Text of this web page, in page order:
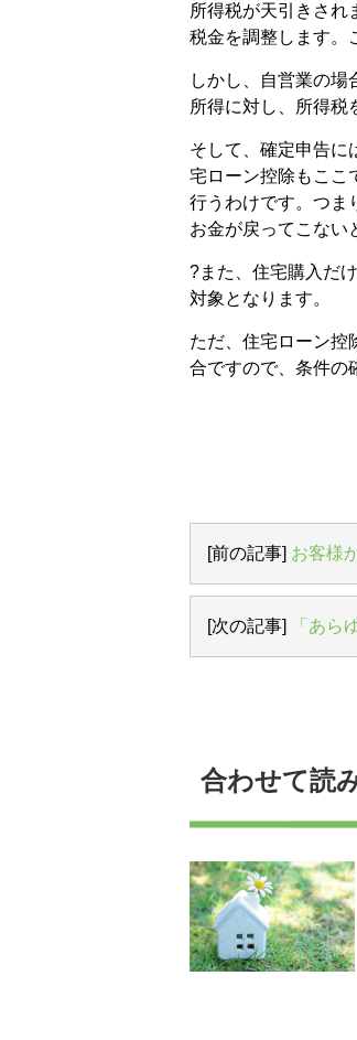
所得税が天引きされ
税金を調整します。
しかし、自営業の
所得に対し、所得税
そして、確定申告に
宅ローン控除もここ
行うわけです。つま
お金が戻ってこない
?また、住宅購入だ
対象となります。
ただ、住宅ローン控
合ですので、条件の
[前の記事] お客様
[次の記事] 「あ
合わせて読